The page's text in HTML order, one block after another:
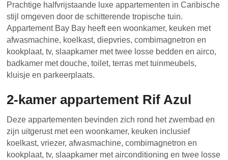
Prachtige halfvrijstaande luxe appartementen in Caribische
stijl omgeven door de schitterende tropische tuin.
Appartement Bay Bay heeft een woonkamer, keuken met
afwasmachine, koelkast, diepvries, combimagnetron en
kookplaat, tv, slaapkamer met twee losse bedden en airco,
badkamer met douche, toilet, terras met tuinmeubels,
kluisje en parkeerplaats.
2-kamer appartement Rif Azul
Deze appartementen bevinden zich rond het zwembad en
zijn uitgerust met een woonkamer, keuken inclusief
koelkast, vriezer, afwasmachine, combimagnetron en
kookplaat, tv, slaapkamer met airconditioning en twee losse